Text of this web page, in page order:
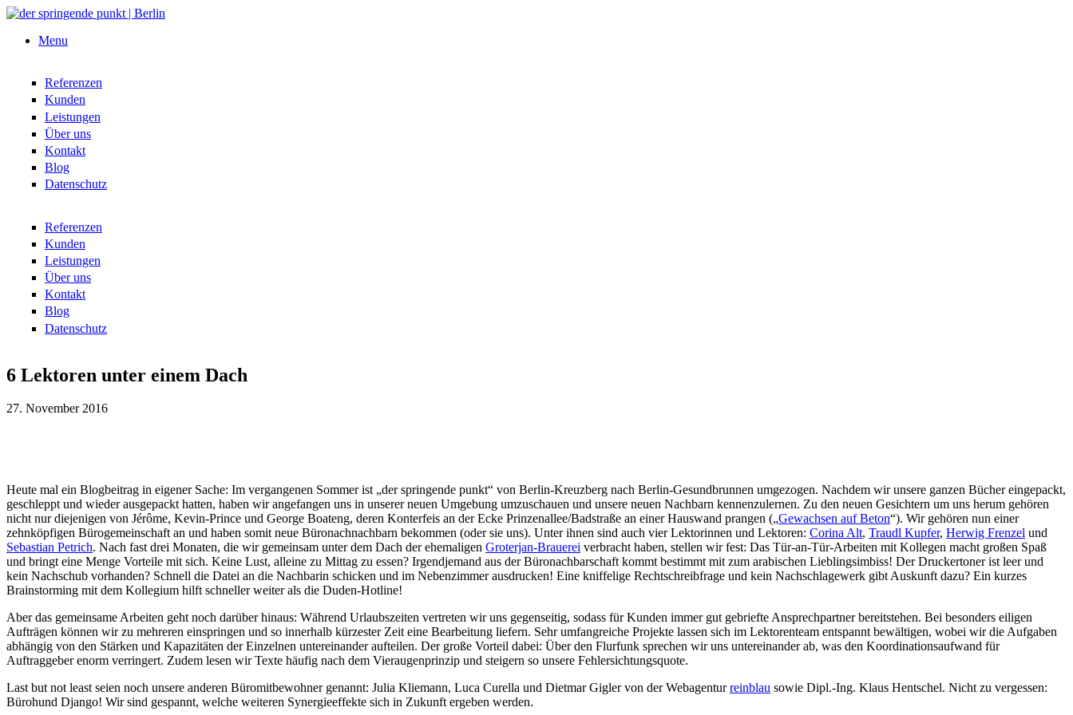
Direkt zum Inhalt
Menu
Referenzen
Kunden
Leistungen
Über uns
Kontakt
Blog
Datenschutz
Referenzen
Kunden
Leistungen
Über uns
Kontakt
Blog
Datenschutz
6 Lektoren unter einem Dach
27. November 2016
Heute mal ein Blogbeitrag in eigener Sache: Im vergangenen Sommer ist „der springende punkt“ von Berlin-Kreuzberg nach Berlin-Gesundbrunnen umgezogen. Nachdem wir unsere ganzen Bücher eingepackt,
geschleppt und wieder ausgepackt hatten, haben wir angefangen uns in unserer neuen Umgebung umzuschauen und unsere neuen Nachbarn kennenzulernen. Zu den neuen Gesichtern um uns herum gehören
nicht nur diejenigen von Jérôme, Kevin-Prince und George Boateng, deren Konterfeis an der Ecke Prinzenallee/Badstraße an einer Hauswand prangen („Gewachsen auf Beton“). Wir gehören nun einer
zehnköpfigen Bürogemeinschaft an und haben somit neue Büronachnachbarn bekommen (oder sie uns). Unter ihnen sind auch vier Lektorinnen und Lektoren: Corina Alt, Traudl Kupfer, Herwig Frenzel und
Sebastian Petrich. Nach fast drei Monaten, die wir gemeinsam unter dem Dach der ehemaligen Groterjan-Brauerei verbracht haben, stellen wir fest: Das Tür-an-Tür-Arbeiten mit Kollegen macht großen Spaß
und bringt eine Menge Vorteile mit sich. Keine Lust, alleine zu Mittag zu essen? Irgendjemand aus der Büronachbarschaft kommt bestimmt mit zum arabischen Lieblingsimbiss! Der Druckertoner ist leer und
kein Nachschub vorhanden? Schnell die Datei an die Nachbarin schicken und im Nebenzimmer ausdrucken! Eine kniffelige Rechtschreibfrage und kein Nachschlagewerk gibt Auskunft dazu? Ein kurzes
Brainstorming mit dem Kollegium hilft schneller weiter als die Duden-Hotline!
Aber das gemeinsame Arbeiten geht noch darüber hinaus: Während Urlaubszeiten vertreten wir uns gegenseitig, sodass für Kunden immer gut gebriefte Ansprechpartner bereitstehen. Bei besonders eiligen
Aufträgen können wir zu mehreren einspringen und so innerhalb kürzester Zeit eine Bearbeitung liefern. Sehr umfangreiche Projekte lassen sich im Lektorenteam entspannt bewältigen, wobei wir die Aufgaben
abhängig von den Stärken und Kapazitäten der Einzelnen untereinander aufteilen. Der große Vorteil dabei: Über den Flurfunk sprechen wir uns untereinander ab, was den Koordinationsaufwand für
Auftraggeber enorm verringert. Zudem lesen wir Texte häufig nach dem Vieraugenprinzip und steigern so unsere Fehlersichtungsquote.
Last but not least seien noch unsere anderen Büromitbewohner genannt: Julia Kliemann, Luca Curella und Dietmar Gigler von der Webagenturreinblau sowie Dipl.-Ing. Klaus Hentschel. Nicht zu vergessen:
Bürohund Django! Wir sind gespannt, welche weiteren Synergieeffekte sich in Zukunft ergeben werden.